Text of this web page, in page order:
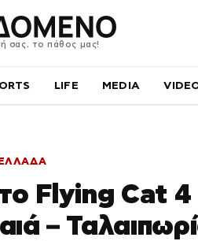
σας, το πάθος μας!
LIFE MEDIA
Flying Cat 4
–